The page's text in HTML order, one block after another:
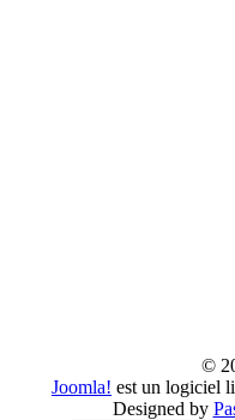
©
Joomla! est un logiciel
Designed by